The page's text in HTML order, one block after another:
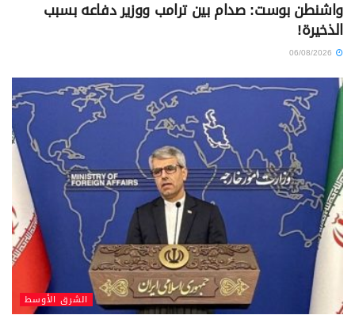
واشنطن بوست: صدام بين ترامب ووزير دفاعه بسبب
الذخيرة!
الشرق الأوسط